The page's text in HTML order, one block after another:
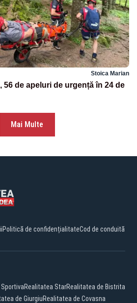
Stoica Marian
56 de apeluri de urgență în 24 de
Mai Multe
Politică de confidențialitateCod de conduită
Realitatea StarRealitatea de Bistrita
de GiurgiuRealitatea de Covasna